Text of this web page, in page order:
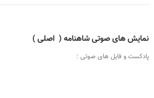
نمایش های صوتی شاهنامه ( اصلی )
پادکست و فایل های صوتی :